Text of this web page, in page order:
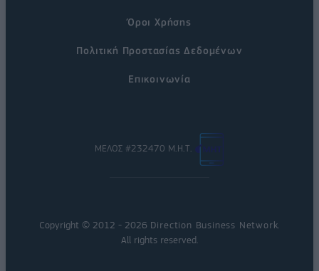
Όροι Χρήσης
Πολιτική Προστασίας Δεδομένων
Επικοινωνία
ΜΕΛΟΣ #232470 Μ.Η.Τ.
Copyright © 2012 - 2026 Direction Business Network
All rights reserved.